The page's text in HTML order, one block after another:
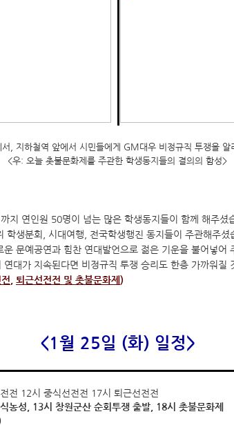
, 지하철역 앞에서 시민들에게 GM대우 비정규직 투쟁을 알
<우: 오늘 촛불문화제를 주관한 학생동지들의 결의의 함성>
지 연인원 50명이 넘는 많은 학생동지들이 함께 해주셨
학생분회, 시대여행, 전국학생행진 동지들이 주관해주셨
운 문예공연과 힘찬 연대발언으로 젊은 기운을 불어넣어
대가 지속된다면 비정규직 투쟁 승리도 한층 가까워질
퇴근선전전 및 촛불문화제 )
<1월 25일 (화) 일정>
전 12시 중식선전전 17시 퇴근선전전
농성, 13시 창원군산 순회투쟁 출발, 18시 촛불문화제